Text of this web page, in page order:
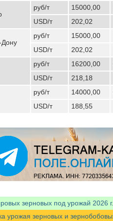
руб/т 15000,00
USD/т
202,02
Дону
руб/т 15000,00
USD/т
202,02
руб/т 16200,00
USD/т
218,18
руб/т 14000,00
USD/т
188,55
зерновых под урожай 2026
зерновых и